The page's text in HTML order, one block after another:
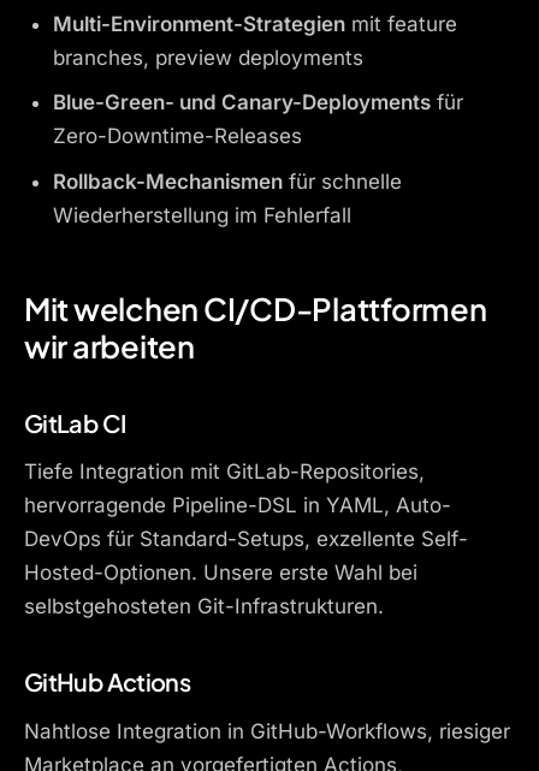
Multi-Environment-Strategien mit feature
branches, preview deployments
Blue-Green- und Canary-Deployments für
Zero-Downtime-Releases
Rollback-Mechanismen für schnelle
Wiederherstellung im Fehlerfall
Mit welchen CI/CD-Plattformen
wir arbeiten
GitLab CI
Tiefe Integration mit GitLab-Repositories,
hervorragende Pipeline-DSL in YAML, Auto-
DevOps für Standard-Setups, exzellente Self-
Hosted-Optionen. Unsere erste Wahl bei
selbstgehosteten Git-Infrastrukturen.
GitHub Actions
Nahtlose Integration in GitHub-Workflows, riesiger
Marketplace an vorgefertigten Actions,